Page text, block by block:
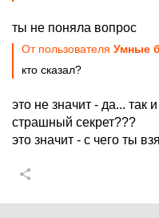
ты не поняла вопрос
От пользователя Умные
кто сказал?
это не значит - да... так
страшный секрет???
это значит - с чего ты